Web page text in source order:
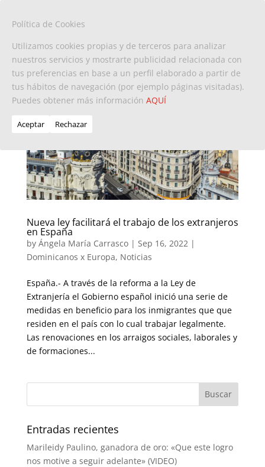
Nueva ley facilitará el trabajo de los extranjeros
en España
by Ángela María Carrasco| Sep 16, 2022 |
Dominicanos x Europa, Noticias
España.- A través de la reforma a la Ley de
Extranjería el Gobierno español inició una serie de
medidas en beneficio para los inmigrantes que que
residen en el país con lo cual trabajar legalmente.
Las renovaciones en los arraigos sociales, laborales y
de formaciones...
Entradas recientes
Marileidy Paulino, ganadora de oro: «Que este logro
nos motive a seguir adelante» (VIDEO)
Política de Cookies
Utilizamos cookies propias y de terceros para analizar
nuestros servicios y mostrarte publicidad relacionada con
tus preferencias en base a un perfil elaborado a partir de
tus hábitos de navegación (por ejemplo páginas visitadas).
Puedes obtener más información AQUÍ
Aceptar Rechazar